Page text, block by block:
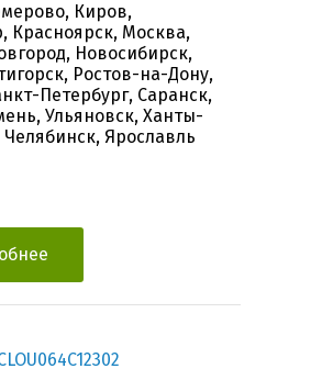
Киров,
Красноярск, Москва,
Новосибирск,
Ростов-на-Дону,
Петербург, Саранск,
Ульяновск, Ханты-
Ярославль